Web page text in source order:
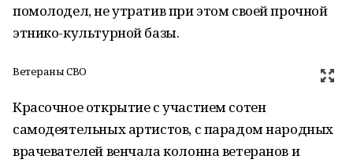
помолодел, не утратив при этом своей прочной
этнико-культурной базы.
Ветераны СВО
Красочное открытие с участием сотен
самодеятельных артистов, с парадом народных
врачевателей венчала колонна ветеранов и